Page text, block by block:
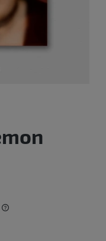
płatności